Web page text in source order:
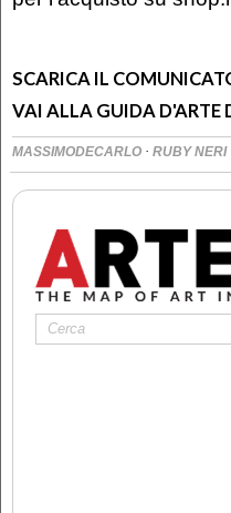
SCARICA IL
VAI ALLA GUIDA D'ARTE
MASSIMODECARLO · RUBY NERI